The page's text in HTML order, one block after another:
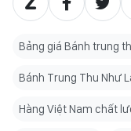
Bảng giá Bánh trung
Bánh Trung Thu Như
Hàng Việt Nam chất